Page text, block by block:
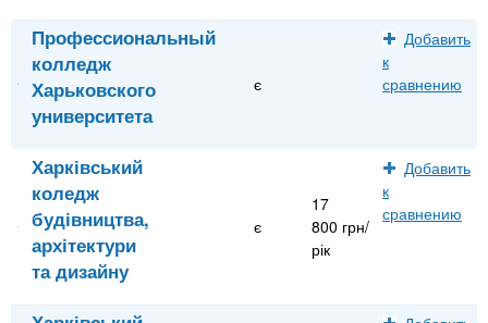
Профессиональный
колледж
Харьковского
университета
є
Добавить
к
сравнению
Харківський
коледж
будівництва,
архітектури
та дизайну
є
17
800 грн/
рік
Добавить
к
сравнению